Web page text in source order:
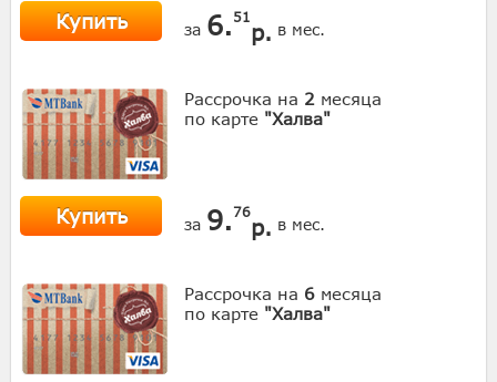
Купить за 6. 51
р. в мес.
Рассрочка на 2 месяца
по карте "Халва"
Купить за 9. 76
р. в мес.
Рассрочка на 6 месяца
по карте "Халва"